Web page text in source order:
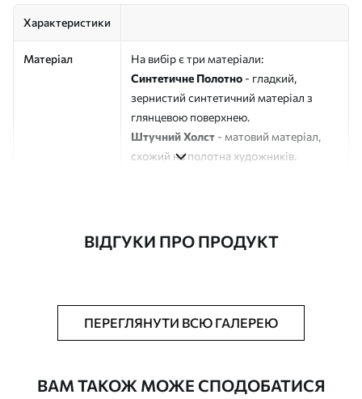
Характеристики
Матеріал
На вибір є три матеріали:
Синтетичне Полотно - гладкий,
зернистий синтетичний матеріал з
глянцевою поверхнею.
Штучний Холст - матовий матеріал,
схожий на полотна художників.
Додатково Можна додати лакове покриття.
ВІДГУКИ ПРО ПРОДУКТ
ПЕРЕГЛЯНУТИ ВСЮ ГАЛЕРЕЮ
ВАМ ТАКОЖ МОЖЕ СПОДОБАТИСЯ